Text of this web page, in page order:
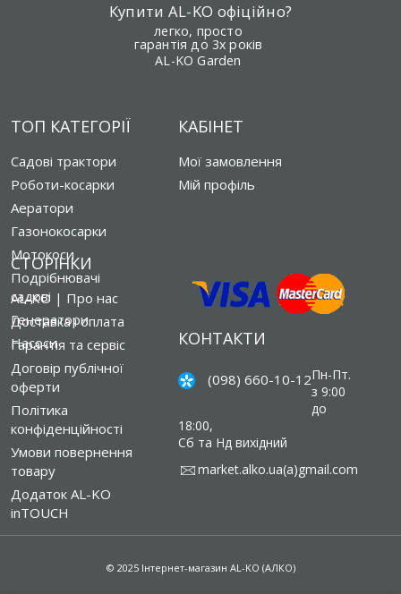
Купити AL-KO офіційно?
легко, просто
гарантія до 3х років
AL-KO Garden
ТОП КАТЕГОРІЇ
Садові трактори
Роботи-косарки
Аератори
Газонокосарки
Мотокоси
Подрібнювачі
садові
Генератори
Насоси
СТОРІНКИ
AL-KO | Про нас
Доставка і оплата
Гарантія та сервіс
Договір публічної
оферти
Політика
конфіденційності
Умови повернення
товару
Додаток AL-KO
inTOUCH
КАБІНЕТ
Мої замовлення
Мій профіль
КОНТАКТИ
(098) 660-10-12Пн-Пт.
з 9:00
до
18:00,
Сб та Нд вихідний
market.alko.ua(a)gmail.com
© 2025 Інтернет-магазин AL-KO (АЛКО)